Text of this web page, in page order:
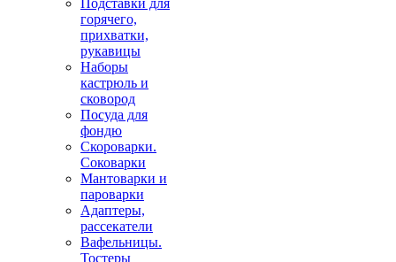
Подставки для
горячего,
прихватки,
рукавицы
Наборы
кастрюль и
сковород
Посуда для
фондю
Скороварки.
Соковарки
Мантоварки и
пароварки
Адаптеры,
рассекатели
Вафельницы.
Тостеры